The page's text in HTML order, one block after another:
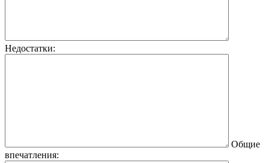
Недостатки:
Общие
впечатления: